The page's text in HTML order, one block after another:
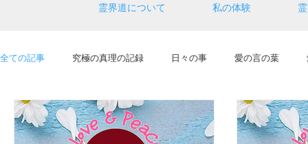
全ての記事 究極の真理の記録 日々の事 愛の言の葉
魂のTips 夢 コーヒータイム⭐️ 貯蔵庫 ご紹介
霊界道について 私の体験